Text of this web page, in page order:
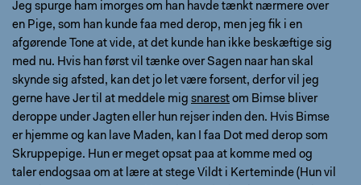
Jeg spurge ham imorges om han havde tænkt nærmere over
en Pige, som han kunde faa med derop, men jeg fik i en
afgørende Tone at vide, at det kunde han ikke beskæftige sig
med nu. Hvis han først vil tænke over Sagen naar han skal
skynde sig afsted, kan det jo let være forsent, derfor vil jeg
gerne have Jer til at meddele mig snarest om Bimse bliver
deroppe under Jagten eller hun rejser inden den. Hvis Bimse
er hjemme og kan lave Maden, kan I faa Dot med derop som
Skruppepige. Hun er meget opsat paa at komme med og
taler endogsaa om at lære at stege Vildt i Kerteminde (Hun vil